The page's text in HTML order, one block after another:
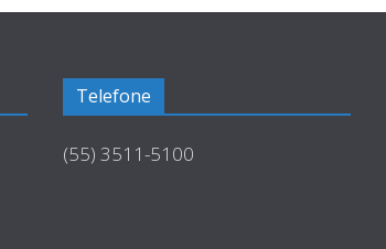
Telefone
(55) 3511-5100